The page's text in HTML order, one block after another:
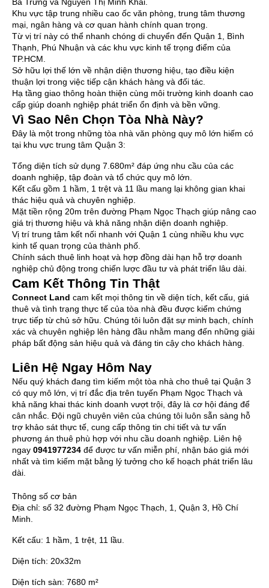
Bà Trưng và Nguyễn Thị Minh Khai.
Khu vực tập trung nhiều cao ốc văn phòng, trung tâm thương
mại, ngân hàng và cơ quan hành chính quan trọng.
Từ vị trí này có thể nhanh chóng di chuyển đến Quận 1, Bình
Thạnh, Phú Nhuận và các khu vực kinh tế trọng điểm của
TP.HCM.
Sở hữu lợi thế lớn về nhận diện thương hiệu, tạo điều kiện
thuận lợi trong việc tiếp cận khách hàng và đối tác.
Hạ tầng giao thông hoàn thiện cùng môi trường kinh doanh cao
cấp giúp doanh nghiệp phát triển ổn định và bền vững.
Vì Sao Nên Chọn Tòa Nhà Này?
Đây là một trong những tòa nhà văn phòng quy mô lớn hiếm có
tại khu vực trung tâm Quận 3:
Tổng diện tích sử dụng 7.680m² đáp ứng nhu cầu của các
doanh nghiệp, tập đoàn và tổ chức quy mô lớn.
Kết cấu gồm 1 hầm, 1 trệt và 11 lầu mang lại không gian khai
thác hiệu quả và chuyên nghiệp.
Mặt tiền rộng 20m trên đường Phạm Ngọc Thạch giúp nâng cao
giá trị thương hiệu và khả năng nhận diện doanh nghiệp.
Vị trí trung tâm kết nối nhanh với Quận 1 cùng nhiều khu vực
kinh tế quan trọng của thành phố.
Chính sách thuê linh hoạt và hợp đồng dài hạn hỗ trợ doanh
nghiệp chủ động trong chiến lược đầu tư và phát triển lâu dài.
Cam Kết Thông Tin Thật
Connect Land cam kết mọi thông tin về diện tích, kết cấu, giá
thuê và tình trạng thực tế của tòa nhà đều được kiểm chứng
trực tiếp từ chủ sở hữu. Chúng tôi luôn đặt sự minh bạch, chính
xác và chuyên nghiệp lên hàng đầu nhằm mang đến những giải
pháp bất động sản hiệu quả và đáng tin cậy cho khách hàng.
Liên Hệ Ngay Hôm Nay
Nếu quý khách đang tìm kiếm một tòa nhà cho thuê tại Quận 3
có quy mô lớn, vị trí đắc địa trên tuyến Phạm Ngọc Thạch và
khả năng khai thác kinh doanh vượt trội, đây là cơ hội đáng để
cân nhắc. Đội ngũ chuyên viên của chúng tôi luôn sẵn sàng hỗ
trợ khảo sát thực tế, cung cấp thông tin chi tiết và tư vấn
phương án thuê phù hợp với nhu cầu doanh nghiệp. Liên hệ
ngay 0941977234 để được tư vấn miễn phí, nhận báo giá mới
nhất và tìm kiếm mặt bằng lý tưởng cho kế hoạch phát triển lâu
dài.
Thông số cơ bản
Địa chỉ: số 32 đường Phạm Ngọc Thạch, 1, Quận 3, Hồ Chí
Minh.
Kết cấu: 1 hầm, 1 trệt, 11 lầu.
Diện tích: 20x32m
Diện tích sàn: 7680 m²